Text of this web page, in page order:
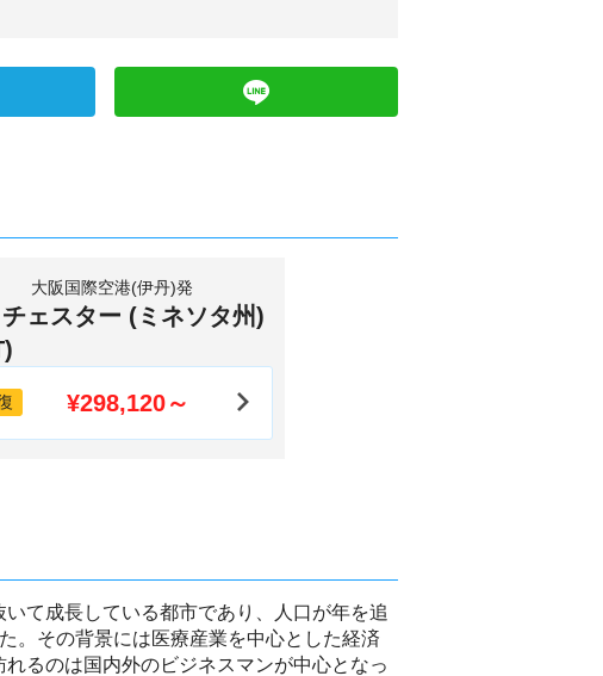
大阪国際空港(伊丹)発
チェスター (ミネソタ州)
¥298,120～
て成長している都市であり、人口が年を追
。その背景には医療産業を中心とした経済
るのは国内外のビジネスマンが中心となっ